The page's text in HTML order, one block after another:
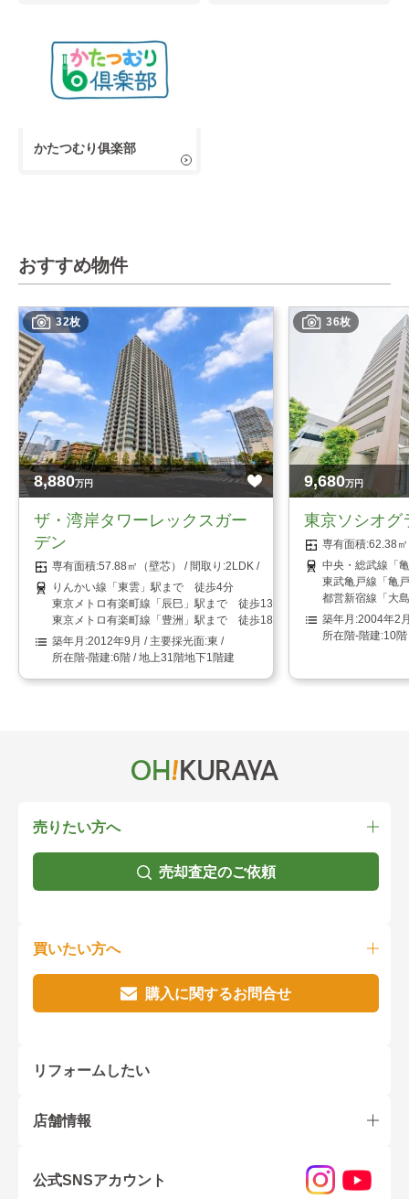
かたつむり俱楽部
おすすめ物件
32枚
8,880万円
ザ・湾岸タワーレックスガー
デン
57.88㎡（壁芯）
2LDK
りんかい線「東雲」駅まで 徒歩4分
東京メトロ有楽町線「辰巳」駅まで 徒歩13分
東京メトロ有楽町線「豊洲」駅まで 徒歩18分
2012年9月
東
6階 / 地上31階地下1階建
36枚
9,680万円
東京ソシオグ
62.38
中央・総武線「
東武亀戸線「亀
都営新宿線「大
2004年2
10
売りたい方へ
売却査定のご依頼
買いたい方へ
購入に関するお問合せ
リフォームしたい
店舗情報
公式SNSアカウント